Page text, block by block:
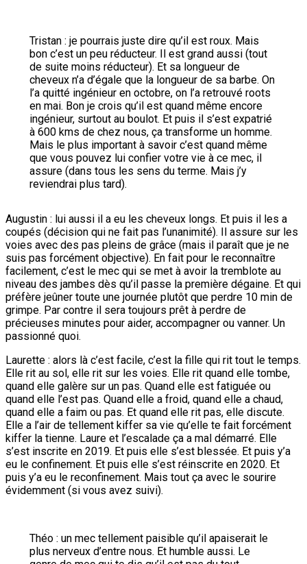
Tristan : je pourrais juste dire qu’il est roux. Mais
bon c’est un peu réducteur. Il est grand aussi (tout
de suite moins réducteur). Et sa longueur de
cheveux n’a d’égale que la longueur de sa barbe. On
l’a quitté ingénieur en octobre, on l’a retrouvé roots
en mai. Bon je crois qu’il est quand même encore
ingénieur, surtout au boulot. Et puis il s’est expatrié
à 600 kms de chez nous, ça transforme un homme.
Mais le plus important à savoir c’est quand même
que vous pouvez lui confier votre vie à ce mec, il
assure (dans tous les sens du terme. Mais j’y
reviendrai plus tard).
Augustin : lui aussi il a eu les cheveux longs. Et puis il les a
coupés (décision qui ne fait pas l’unanimité). Il assure sur les
voies avec des pas pleins de grâce (mais il paraît que je ne
suis pas forcément objective). En fait pour le reconnaître
facilement, c’est le mec qui se met à avoir la tremblote au
niveau des jambes dès qu’il passe la première dégaine. Et qui
préfère jeûner toute une journée plutôt que perdre 10 min de
grimpe. Par contre il sera toujours prêt à perdre de
précieuses minutes pour aider, accompagner ou vanner. Un
passionné quoi.
Laurette : alors là c’est facile, c’est la fille qui rit tout le temps.
Elle rit au sol, elle rit sur les voies. Elle rit quand elle tombe,
quand elle galère sur un pas. Quand elle est fatiguée ou
quand elle l’est pas. Quand elle a froid, quand elle a chaud,
quand elle a faim ou pas. Et quand elle rit pas, elle discute.
Elle a l’air de tellement kiffer sa vie qu’elle te fait forcément
kiffer la tienne. Laure et l’escalade ça a mal démarré. Elle
s’est inscrite en 2019. Et puis elle s’est blessée. Et puis y’a
eu le confinement. Et puis elle s’est réinscrite en 2020. Et
puis y’a eu le reconfinement. Mais tout ça avec le sourire
évidemment (si vous avez suivi).
Théo : un mec tellement paisible qu’il apaiserait le
plus nerveux d’entre nous. Et humble aussi. Le